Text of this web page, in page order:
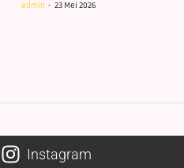
admin 23 Mei 2026
Instagram